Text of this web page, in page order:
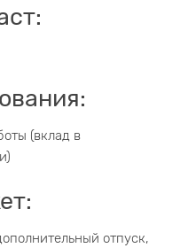
(вклад в
отпуск,